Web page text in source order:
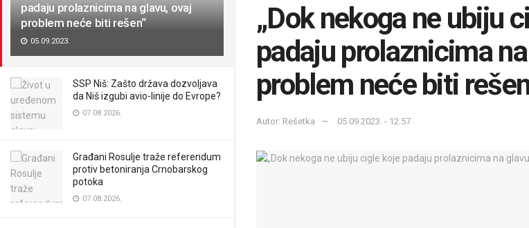
padaju prolaznicima na glavu, ovaj
problem neće biti rešen“
05.09.2023.
SSP Niš: Zašto država dozvoljava
da Niš izgubi avio-linije do Evrope?
07.08.2026.
Građani Rosulje traže referendum
protiv betoniranja Crnobarskog
potoka
07.08.2026.
„Dok nekoga ne ubiju
padaju prolaznicima
problem neće biti
Autor: Rešetka 05.09.2023. - 12:57